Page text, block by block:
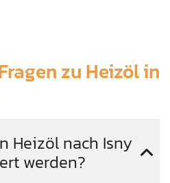
zu Heizöl in
Heizöl nach Isny
werden?